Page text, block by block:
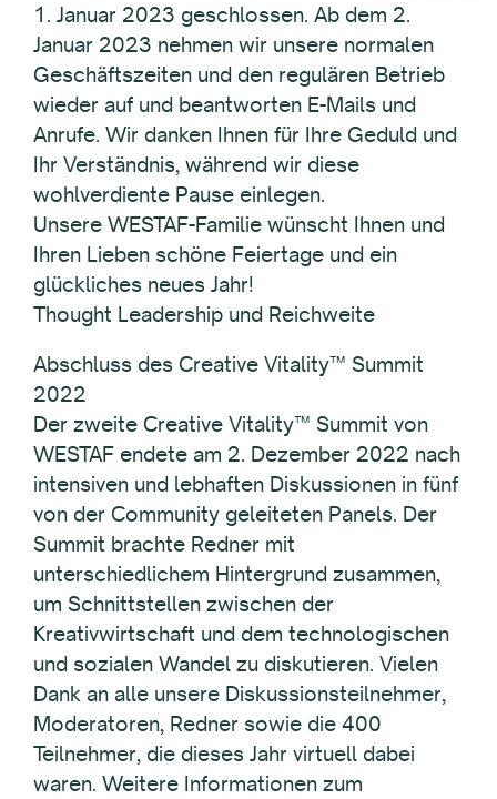
1. Januar 2023 geschlossen. Ab dem 2.
Januar 2023 nehmen wir unsere normalen
Geschäftszeiten und den regulären Betrieb
wieder auf und beantworten E-Mails und
Anrufe. Wir danken Ihnen für Ihre Geduld und
Ihr Verständnis, während wir diese
wohlverdiente Pause einlegen.
Unsere WESTAF-Familie wünscht Ihnen und
Ihren Lieben schöne Feiertage und ein
glückliches neues Jahr!
Thought Leadership und Reichweite
Abschluss des Creative Vitality™ Summit
2022
Der zweite Creative Vitality™ Summit von
WESTAF endete am 2. Dezember 2022 nach
intensiven und lebhaften Diskussionen in fünf
von der Community geleiteten Panels. Der
Summit brachte Redner mit
unterschiedlichem Hintergrund zusammen,
um Schnittstellen zwischen der
Kreativwirtschaft und dem technologischen
und sozialen Wandel zu diskutieren. Vielen
Dank an alle unsere Diskussionsteilnehmer,
Moderatoren, Redner sowie die 400
Teilnehmer, die dieses Jahr virtuell dabei
waren. Weitere Informationen zum